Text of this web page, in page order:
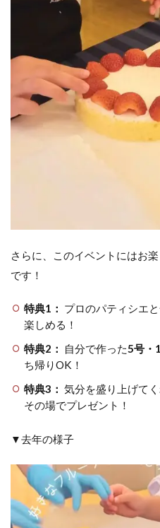
さらに、このイベントにはお
です！
特典1： プロのパティシエ
楽しめる！
特典2：
自分で作った5号・
ち帰りOK！
特典3： 気分を盛り上げて
その場でプレゼント！
▼去年の様子